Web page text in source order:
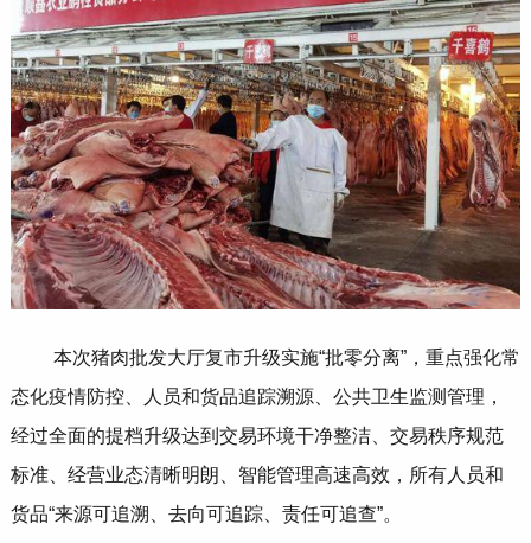
本次猪肉批发大厅复市升级实施“批零分离”，重点强化常
态化疫情防控、人员和货品追踪溯源、公共卫生监测管理，
经过全面的提档升级达到交易环境干净整洁、交易秩序规范
标准、经营业态清晰明朗、智能管理高速高效，所有人员和
货品“来源可追溯、去向可追踪、责任可追查”。